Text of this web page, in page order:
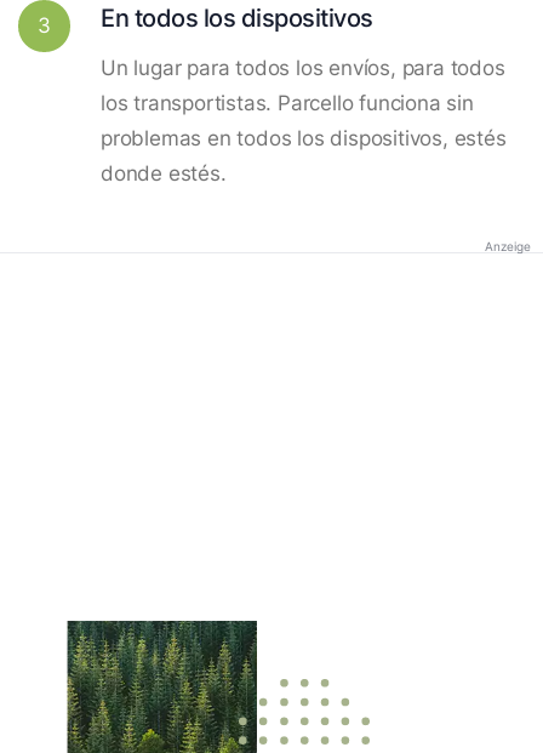
3 En todos los dispositivos
Un lugar para todos los envíos, para todos
los transportistas. Parcello funciona sin
problemas en todos los dispositivos, estés
donde estés.
Anzeige